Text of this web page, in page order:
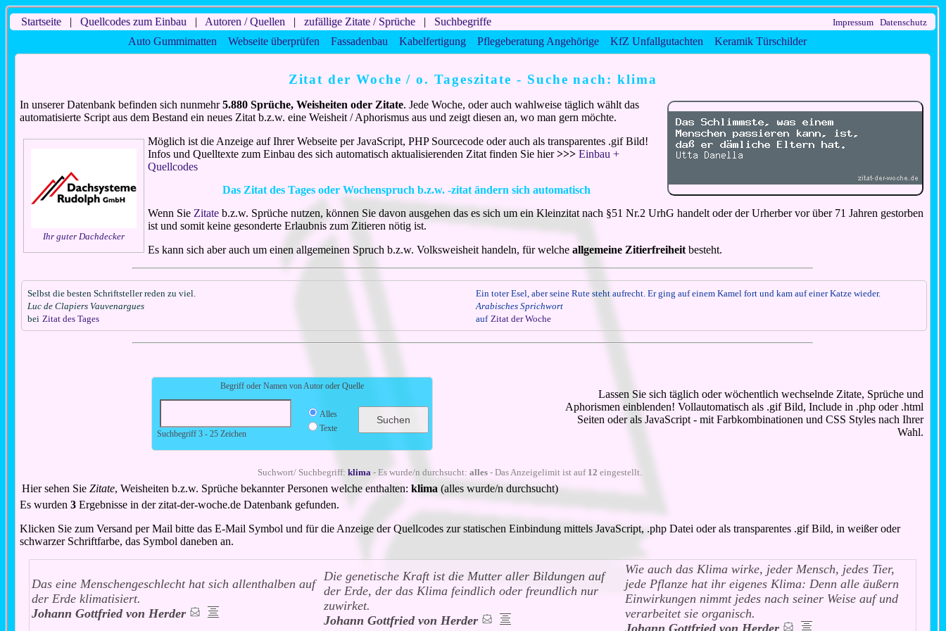
Startseite| Quellcodes zum Einbau | Autoren / Quellen | zufällige Zitate / Sprüche| Suchbegriffe Impressum Datenschutz
Auto Gummimatten Webseite überprüfen Fassadenbau Kabelfertigung Pflegeberatung Angehörige KfZ Unfallgutachten Keramik Türschilder
Zitat der Woche / o. Tageszitate - Suche nach: klima
In unserer Datenbank befinden sich nunmehr5.880 Sprüche, Weisheiten oder Zitate. Jede Woche, oder auch wahlweise täglich wählt das
automatisierte Script aus dem Bestand ein neues Zitat b.z.w. eine Weisheit / Aphorismus aus und zeigt diesen an, wo man gern möchte.
Ihr guter Dachdecker
Möglich ist die Anzeige auf Ihrer Webseite per JavaScript, PHP Sourcecode oder auch als transparentes .gif Bild!
Infos und Quelltexte zum Einbau des sich automatisch aktualisierenden Zitat finden Sie hier>>> Einbau +
Quellcodes
Das Zitat des Tages oder Wochenspruch b.z.w. -zitat ändern sich automatisch
Wenn Sie Zitate b.z.w. Sprüche nutzen, können Sie davon ausgehen das es sich um ein Kleinzitat nach §51 Nr.2 UrhG handelt oder der Urherber vor über 71 Jahren gestorben
ist und somit keine gesonderte Erlaubnis zum Zitieren nötig ist.
Es kann sich aber auch um einen allgemeinen Spruch b.z.w. Volksweisheit handeln, für welcheallgemeine Zitierfreiheit besteht.
Selbst die besten Schriftsteller reden zu viel.
Luc de Clapiers Vauvenargues
bei Zitat des Tages
Ein toter Esel, aber seine Rute steht aufrecht. Er ging auf einem Kamel fort und kam auf einer Katze wieder.
Arabisches Sprichwort
auf Zitat der Woche
Begriff oder Namen von Autor oder Quelle
Suchbegriff 3 - 25 Zeichen
Alles
Texte
Lassen Sie sich täglich oder wöchentlich wechselnde Zitate, Sprüche und
Aphorismen einblenden! Vollautomatisch als .gif Bild, Include in .php oder .html
Seiten oder als JavaScript - mit Farbkombinationen und CSS Styles nach Ihrer
Wahl.
Suchwort/ Suchbegriff:klima - Es wurde/n durchsucht:alles - Das Anzeigelimit ist auf 12 eingestellt.
Hier sehen SieZitate, Weisheiten b.z.w. Sprüche bekannter Personen welche enthalten:klima (alles wurde/n durchsucht)
Es wurden3 Ergebnisse in der zitat-der-woche.de Datenbank gefunden.
Klicken Sie zum Versand per Mail bitte das E-Mail Symbol und für die Anzeige der Quellcodes zur statischen Einbindung mittels JavaScript, .php Datei oder als transparentes .gif Bild, in weißer oder
schwarzer Schriftfarbe, das Symbol daneben an.
Das eine Menschengeschlecht hat sich allenthalben auf
der Erde klimatisiert.
Johann Gottfried von Herder
Die genetische Kraft ist die Mutter aller Bildungen auf
der Erde, der das Klima feindlich oder freundlich nur
zuwirket.
Johann Gottfried von Herder
Wie auch das Klima wirke, jeder Mensch, jedes Tier,
jede Pflanze hat ihr eigenes Klima: Denn alle äußern
Einwirkungen nimmt jedes nach seiner Weise auf und
verarbeitet sie organisch.